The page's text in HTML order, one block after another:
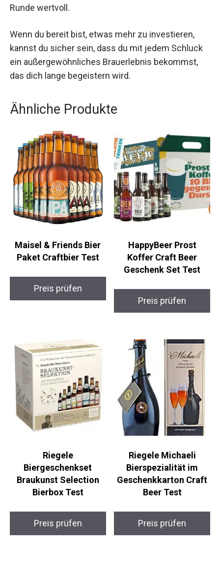
Runde wertvoll.
Wenn du bereit bist, etwas mehr zu investieren,
kannst du sicher sein, dass du mit jedem Schluck
ein außergewöhnliches Brauerlebnis bekommst,
das dich lange begeistern wird.
Ähnliche Produkte
Maisel & Friends Bier
Paket Craftbier Test
Preis prüfen
HappyBeer Prost
Koffer Craft Beer
Geschenk Set Test
Preis prüfen
Riegele
Biergeschenkset
Braukunst Selection
Bierbox Test
Preis prüfen
Riegele Michaeli
Bierspezialität im
Geschenkkarton Craft
Beer Test
Preis prüfen